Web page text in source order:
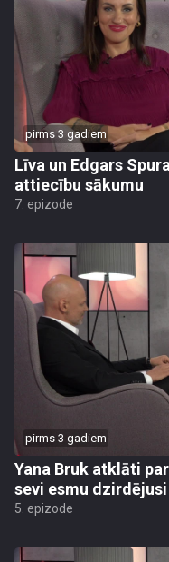
pirms 3 gadiem
Līva un Edgars
attiecību sākumu
7. epizode
pirms 3 gadiem
Yana Bruk atklāti
sevi esmu dzirdējusi
5. epizode